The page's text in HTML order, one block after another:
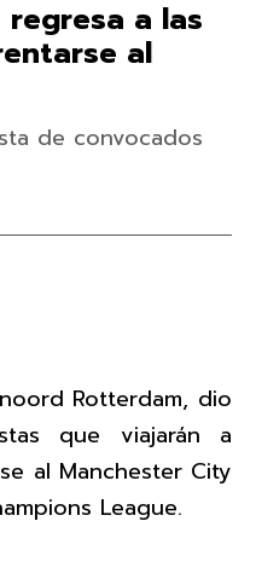
regresa a las
al
de convocados
Rotterdam, dio
que viajarán a
al Manchester City
League.